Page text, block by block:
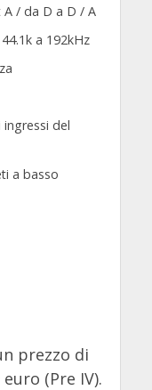
/ da D a D / A
a 192kHz
del
a basso
prezzo di
(Pre IV).